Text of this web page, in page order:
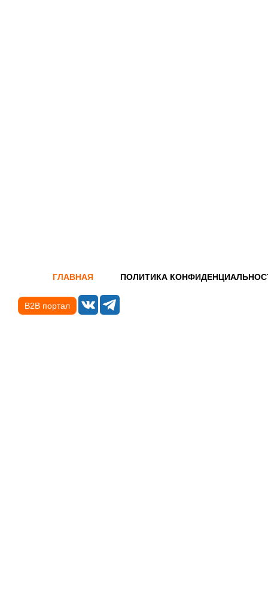
ГЛАВНАЯ ПОЛИТИКА
B2B портал